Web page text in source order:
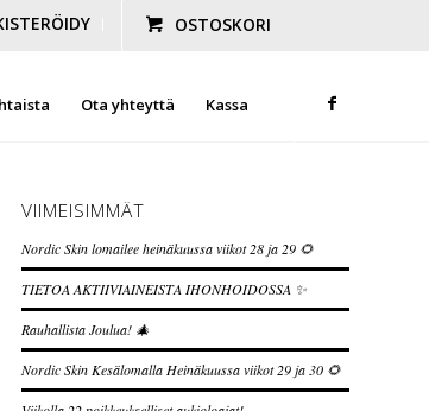
OSTOSKORI
Ota yhteyttä Kassa
VIIMEISIMMÄT
Nordic Skin lomailee heinäkuussa viikot 28 ja 29 🌻
TIETOA AKTIIVIAINEISTA IHONHOIDOSSA ✨
Rauhallista Joulua! 🎄
Nordic Skin Kesälomalla Heinäkuussa viikot 29 ja 30 🌻